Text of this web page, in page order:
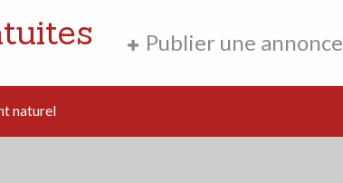
Publier une annonce
naturel